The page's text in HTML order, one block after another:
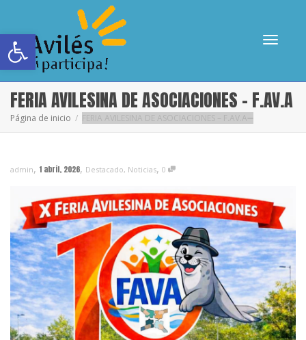
Abrir barra de herramientas
FERIA AVILESINA DE ASOCIACIONES – F.AV.A
Página de inicio FERIA AVILESINA DE ASOCIACIONES – F.AV.A
admin, 1 abril, 2026, Destacado, Noticias, 0